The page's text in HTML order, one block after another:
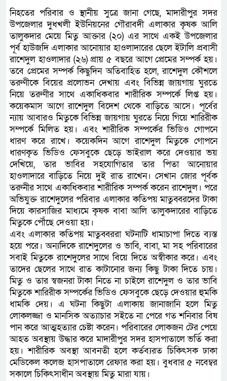
নিহতের পরিবার ও স্থানীয় সুত্রে জানা গেছে, মাদারীপুর সদর
উপজেলার দুধখলী ইউনিয়নের গৌরাবদী এলাকার কৃষক আলি
তালুকদার মেয়ে মিতু আক্তার (২০) এর সাথে একই উপজেলার
পূর্ব হাউজদি এলাকার আনোয়ার হাওলাদারের ছেলে ইটালি প্রবাসী
রাশেদুল হাওলাদার (২৬) প্রায় ৫ বছরে আগে প্রেমের সম্পর্ক হয়।
তবে প্রেমের সম্পর্ক কিছুদিন অতিবাহিত হলে, রাশেদুল কৌশলে
তরুণীকে বিয়ের প্রলোভন দেখায় এবং বিভিন্ন জায়গায় ঘুরতে
নিয়ে তরুণীর সাথে একাধিকবার শারীরিক সম্পর্কে লিপ্ত হয়।
কয়েকমাস আগে রাশেদুল বিদেশ থেকে বাড়িতে আসে। পূর্বের
ন্যায় আবারও মিতুকে বিভিন্ন জায়গায় ঘুরতে নিয়ে গিয়ে শারিরীক
সম্পর্কে মিলিত হয়। এবং শারীরিক সম্পর্কের ভিডিও গোপনে
ধারণ করে রাখে। কয়েকদিন আগে রাশেদুল মিতুকে গোপনে
ধারণকৃত ভিডিও ফেসবুকে ছেড়ে ভাইরাল করে দেওয়ার ভয়
দেখিয়ে, তার ভাবির সহযোগিতার তার পিতা আনোয়ার
হাওলাদারে বাড়িতে নিয়ে দুই রাত রাখেন। সেখান জোর পূর্বক
তরুনীর সাথে একাধিকবার শারীরিক সম্পর্ক করেন রাশেদুল। পরে
অভিযুক্ত রাশেদুলের পরিবার এলাকার কতিপয় মাতুব্বরদের টাকা
দিয়ে কারসাজির মাধ্যমে কৃষক বাবা আলি তালুকদারের বাড়িতে
মিতুকে পৌঁছে দেওয়া হয়।
এবং এলাকার কতিপয় মাতুব্বররা ঘটনাটি ধামাচাপা দিতে ব্যস্ত
হয়ে পরে। অন্যদিকে রাশেদুলের ও ভাবি, বাবা, মা সহ পরিবারের
সবাই মিতুকে রাশেদুলের সাথে বিয়ে দিতে অস্বীকার করে। এবং
তাদের ছেলের সাথে রাত কাটানোর জন্য কিছু টাকা দিতে চায়।
মিতু ও তার স্বজনরা টাকা নিতে না চাইলে রাশেদুল ও তার ভাবি
মিতুকে শারিরীক সম্পর্কের ভিডিও ফেসবুকে ছেড়ে দেওয়ার হুমকি
ধামকি দেয়। এ ঘটনা কিছুটা এলাকায় জানাজানি হলে মিতু
লোকলজ্জা ও মানসিক অত্যাচার সইতে না পেরে গত শনিবার বিষ
পান করে আত্মহত্যার চেষ্টা করেন। পরিবারের লোকজন টের পেয়ে
আহত অবস্থায় উদ্ধার করে মাদারীপুর সদর হাসপাতালে ভর্তি করা
হয়। শারীরিক অবস্থা আবনতী হলে কর্তব্যরত চিকিৎসক ঢাকা
মেডিকেল কলেজ হাসপাতালে রেফার করা হয়। বুধবার ৫ নবেম্বর
সকালে চিকিৎসাধীন অবস্থায় মিতু মারা যায়।